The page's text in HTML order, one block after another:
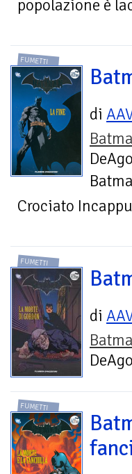
popolazione è
FUMETTI
di
Crociato
FUMETTI
di
FUMETTI